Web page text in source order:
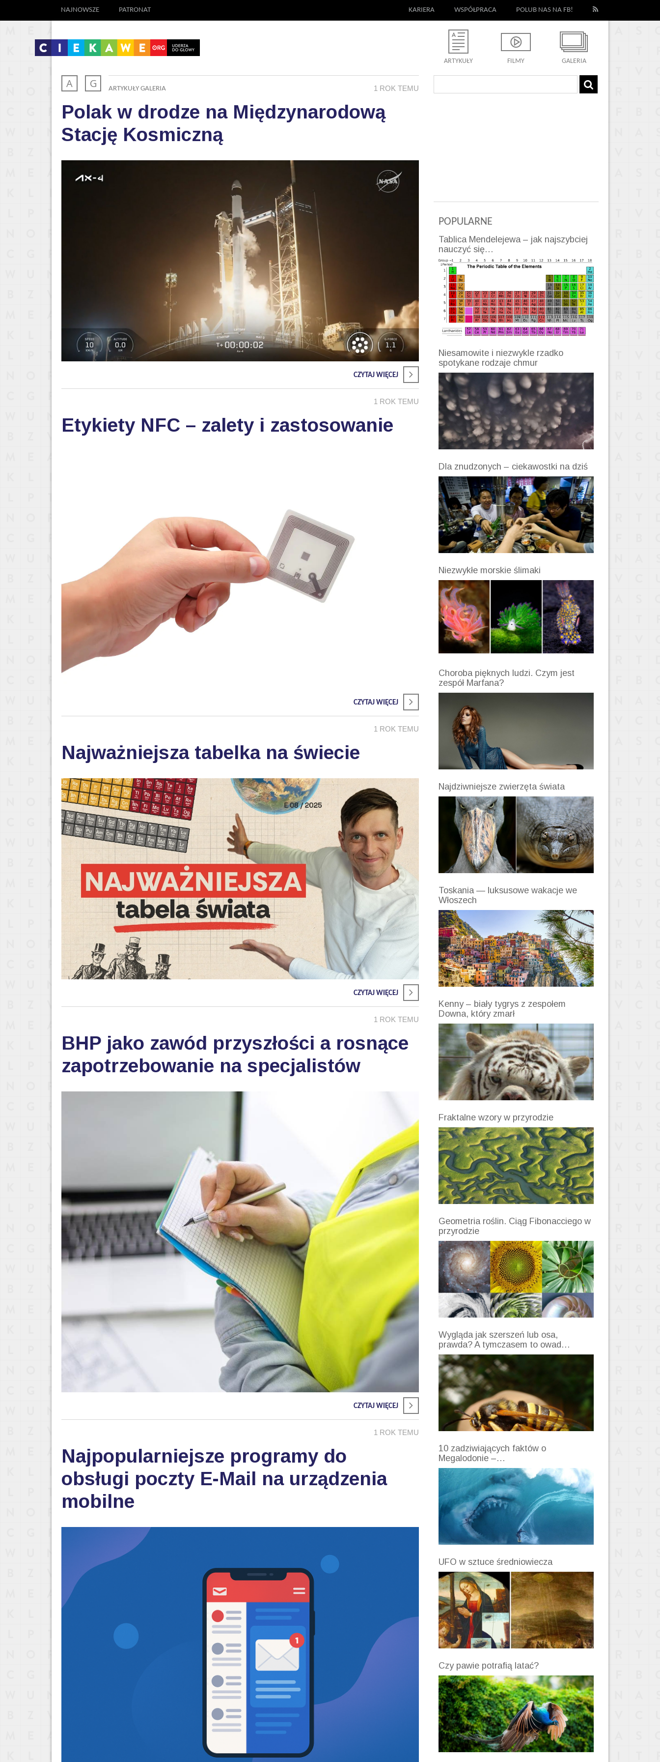
NAJNOWSZE PATRONAT KARIERA WSPÓŁPRACA POLUB NAS NA FB!
ARTYKUŁY FILMY GALERIA
A ARTYKUŁY
G GALERIA 1 ROK TEMU
Polak w drodze na Międzynarodową
Stację Kosmiczną
CZYTAJ WIĘCEJ
1 ROK TEMU
Etykiety NFC – zalety i zastosowanie
CZYTAJ WIĘCEJ
1 ROK TEMU
Najważniejsza tabelka na świecie
CZYTAJ WIĘCEJ
1 ROK TEMU
BHP jako zawód przyszłości a rosnące
zapotrzebowanie na specjalistów
CZYTAJ WIĘCEJ
1 ROK TEMU
Najpopularniejsze programy do
obsługi poczty E-Mail na urządzenia
mobilne
POPULARNE
Tablica Mendelejewa – jak najszybciej
nauczyć się…
Niesamowite i niezwykle rzadko
spotykane rodzaje chmur
Dla znudzonych – ciekawostki na dziś
Niezwykłe morskie ślimaki
Choroba pięknych ludzi. Czym jest
zespół Marfana?
Najdziwniejsze zwierzęta świata
Toskania — luksusowe wakacje we
Włoszech
Kenny – biały tygrys z zespołem
Downa, który zmarł
Fraktalne wzory w przyrodzie
Geometria roślin. Ciąg Fibonacciego w
przyrodzie
Wygląda jak szerszeń lub osa,
prawda? A tymczasem to owad…
10 zadziwiających faktów o
Megalodonie –…
UFO w sztuce średniowiecza
Czy pawie potrafią latać?